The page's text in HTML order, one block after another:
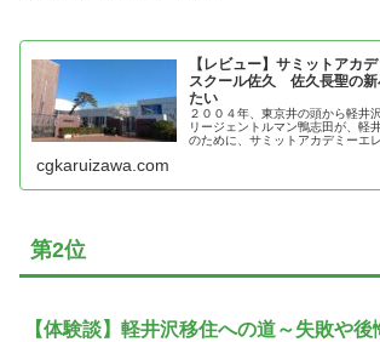
【レビュー】サミットアカ
スクール佐久 佐久長聖の新
たい
２００４年、東京井の頭から軽井
リージェントルマン鴨志田が、軽
のために、サミットアカデミーエ
cgkaruizawa.com
第2位
【体験談】軽井沢移住への道～失敗や